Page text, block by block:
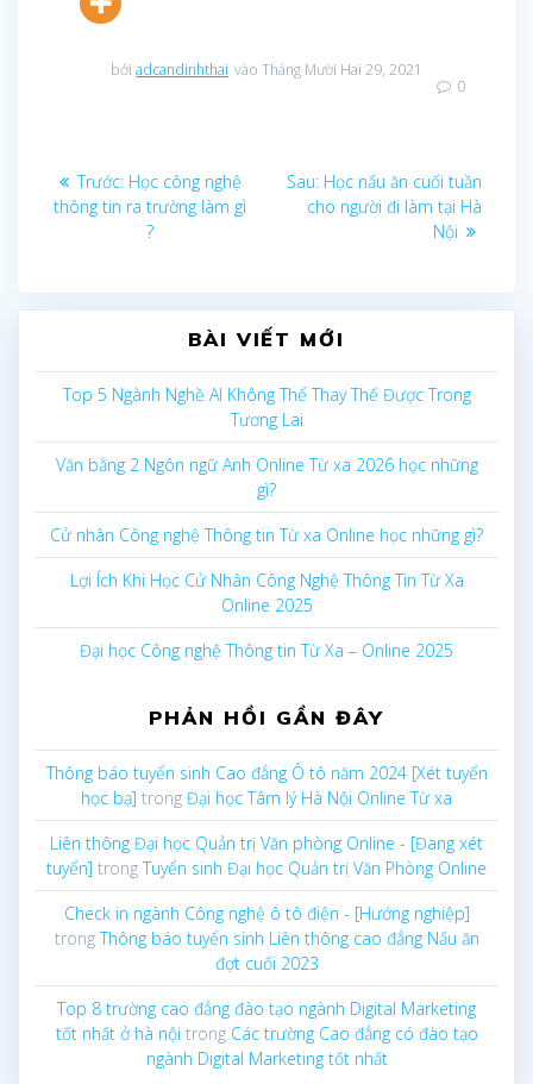
bởiadcandinhthai vào Tháng Mười Hai 29, 2021
0
hướng
Trước: Bài
trước
Học công nghệ
thông tin ra trường làm gì
?
Sau: Bài
sau:
Học nấu ăn cuối tuần
cho người đi làm tại Hà
Nội
BÀI VIẾT MỚI
Top 5 Ngành Nghề AI Không Thể Thay Thế Được Trong
Tương Lai
Văn bằng 2 Ngôn ngữ Anh Online Từ xa 2026 học những
gì?
Cử nhân Công nghệ Thông tin Từ xa Online học những gì?
Lợi Ích Khi Học Cử Nhân Công Nghệ Thông Tin Từ Xa
Online 2025
Đại học Công nghệ Thông tin Từ Xa – Online 2025
PHẢN HỒI GẦN ĐÂY
Thông báo tuyển sinh Cao đẳng Ô tô năm 2024 [Xét tuyển
học bạ] trong Đại học Tâm lý Hà Nội Online Từ xa
Liên thông Đại học Quản trị Văn phòng Online - [Đang xét
tuyển] trongTuyển sinh Đại học Quản trị Văn Phòng Online
Check in ngành Công nghệ ô tô điện - [Hướng nghiệp]
trongThông báo tuyển sinh Liên thông cao đẳng Nấu ăn
đợt cuối 2023
Top 8 trường cao đẳng đào tạo ngành Digital Marketing
tốt nhất ở hà nội trong Các trường Cao đẳng có đào tạo
ngành Digital Marketing tốt nhất